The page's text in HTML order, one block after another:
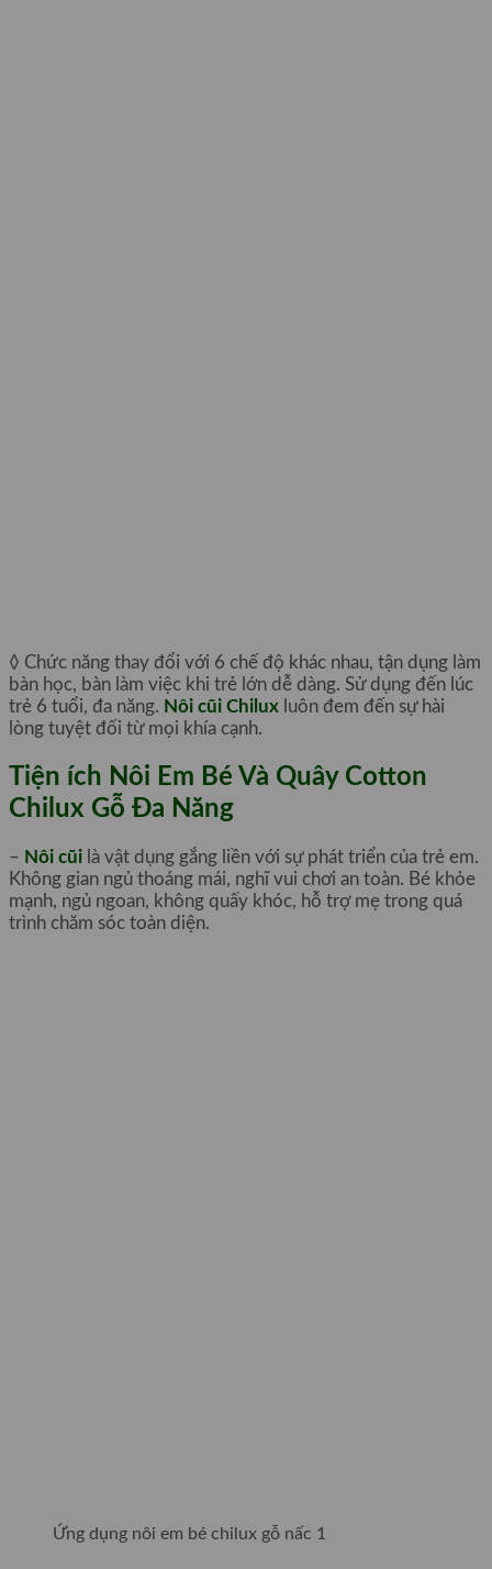
◊ Chức năng thay đổi với 6 chế độ khác nhau, tận dụng làm
bàn học, bàn làm việc khi trẻ lớn dễ dàng. Sử dụng đến lúc
trẻ 6 tuổi, đa năng. Nôi cũi Chilux luôn đem đến sự hài
lòng tuyệt đối từ mọi khía cạnh.
Tiện ích Nôi Em Bé Và Quây Cotton
Chilux Gỗ Đa Năng
– Nôi cũi là vật dụng gắng liền với sự phát triển của trẻ em.
Không gian ngủ thoáng mái, nghĩ vui chơi an toàn. Bé khỏe
mạnh, ngủ ngoan, không quấy khóc, hỗ trợ mẹ trong quá
trình chăm sóc toàn diện.
Ứng dụng nôi em bé chilux gỗ nấc 1